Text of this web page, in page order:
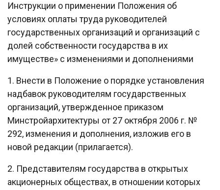
Инструкции о применении Положения об
условиях оплаты труда руководителей
государственных организаций и организаций с
долей собственности государства в их
имуществе» с изменениями и дополнениями
1. Внести в Положение о порядке установления
надбавок руководителям государственных
организаций, утвержденное приказом
Минстройархитектуры от 27 октября 2006 г. №
292, изменения и дополнения, изложив его в
новой редакции (прилагается).
2. Представителям государства в открытых
акционерных обществах, в отношении которых